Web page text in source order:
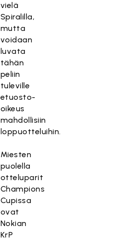
vielä
Spiralilla,
mutta
voidaan
luvata
tähän
peliin
tuleville
etuosto-
oikeus
mahdollisiin
loppuotteluihin.
Miesten
puolella
otteluparit
Champions
Cupissa
ovat
Nokian
KrP